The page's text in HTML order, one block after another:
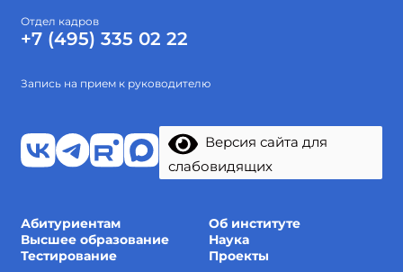
Отдел кадров
+7 (495) 335 02 22
Запись на прием к руководителю
Версия сайта для
слабовидящих
Абитуриентам
Об институте
Высшее образование
Наука
Тестирование
Проекты